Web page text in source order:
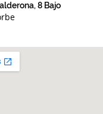
8 Bajo